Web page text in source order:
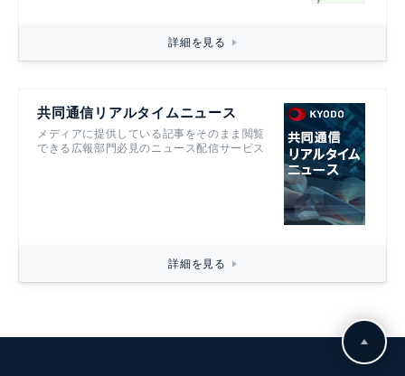
詳細を見る
共同通信リアルタイムニュース
メディアに提供している記事をそのまま閲覧
できる広報部門必見のニュース配信サービス
詳細を見る